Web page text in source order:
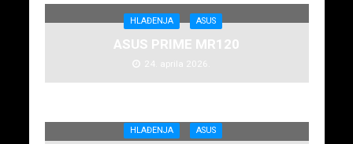
HLAĐENJA ASUS
ASUS PRIME MR120
24. aprila 2026.
HLAĐENJA ASUS